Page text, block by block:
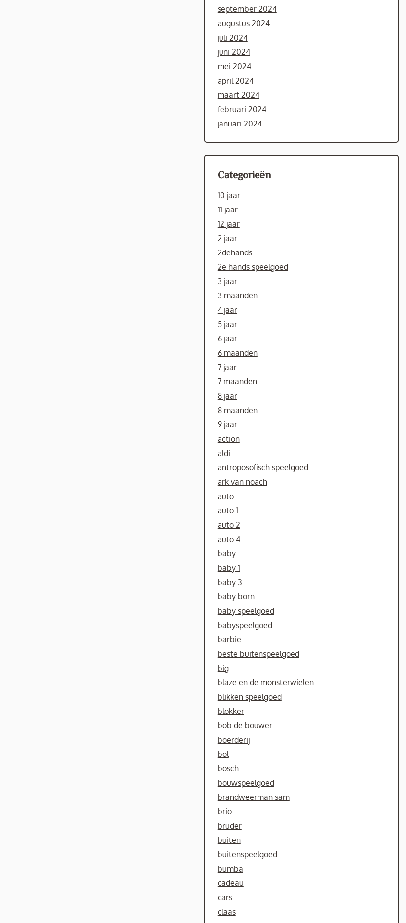
september 2024
augustus 2024
juli 2024
juni 2024
mei 2024
april 2024
maart 2024
februari 2024
januari 2024
Categorieën
10 jaar
11 jaar
12 jaar
2 jaar
2dehands
2e hands speelgoed
3 jaar
3 maanden
4 jaar
5 jaar
6 jaar
6 maanden
7 jaar
7 maanden
8 jaar
8 maanden
9 jaar
action
aldi
antroposofisch speelgoed
ark van noach
auto
auto 1
auto 2
auto 4
baby
baby 1
baby 3
baby born
baby speelgoed
babyspeelgoed
barbie
beste buitenspeelgoed
big
blaze en de monsterwielen
blikken speelgoed
blokker
bob de bouwer
boerderij
bol
bosch
bouwspeelgoed
brandweerman sam
brio
bruder
buiten
buitenspeelgoed
bumba
cadeau
cars
claas